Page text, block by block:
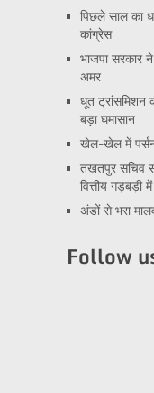
पिछले साल का
कांग्रेस
भाजपा सरकार
अमर
धूत ट्रांसमिशन
बड़ा घमासान
खेल-खेल में
तखतपुर सचिव
वित्तीय गड़बड़ी
अंडों से भरा
Follow